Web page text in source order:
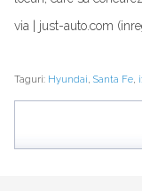
via | just-auto.com
Taguri: Hyundai, Santa Fe,